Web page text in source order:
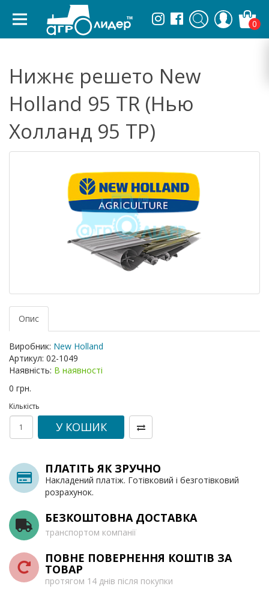
0
Нижнє решето New
Holland 95 TR (Нью
Холланд 95 ТР)
Опис
Виробник: New Holland
Артикул: 02-1049
Наявність: В наявності
0 грн.
Кількість
У КОШИК
ПЛАТІТЬ ЯК ЗРУЧНО
Накладений платіж. Готівковий і безготівковий
розрахунок.
БЕЗКОШТОВНА ДОСТАВКА
транспортом компанії
ПОВНЕ ПОВЕРНЕННЯ КОШТІВ ЗА
ТОВАР
протягом 14 днів після покупки